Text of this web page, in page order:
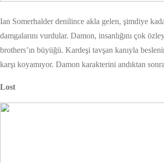
Ian Somerhalder denilince akla gelen, şimdiye
damgalarını vurdular. Damon, insanlığını çok
brothers’ın büyüğü. Kardeşi tavşan kanıyla
karşı koyamıyor. Damon karakterini andıktan
Lost